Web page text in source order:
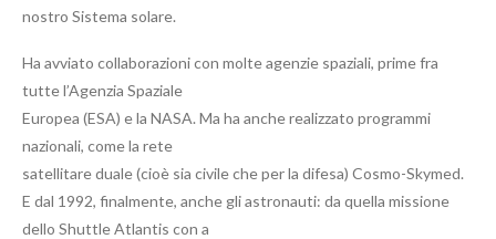
nostro Sistema solare.
Ha avviato collaborazioni con molte agenzie spaziali, prime fra
tutte l’Agenzia Spaziale
Europea (ESA) e la NASA. Ma ha anche realizzato programmi
nazionali, come la rete
satellitare duale (cioè sia civile che per la difesa) Cosmo-Skymed.
E dal 1992, finalmente, anche gli astronauti: da quella missione
dello Shuttle Atlantis con a